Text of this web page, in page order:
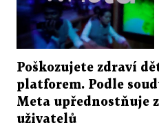
Poškozujete zdraví
platforem. Podle
Meta upřednostňuje
uživatelů